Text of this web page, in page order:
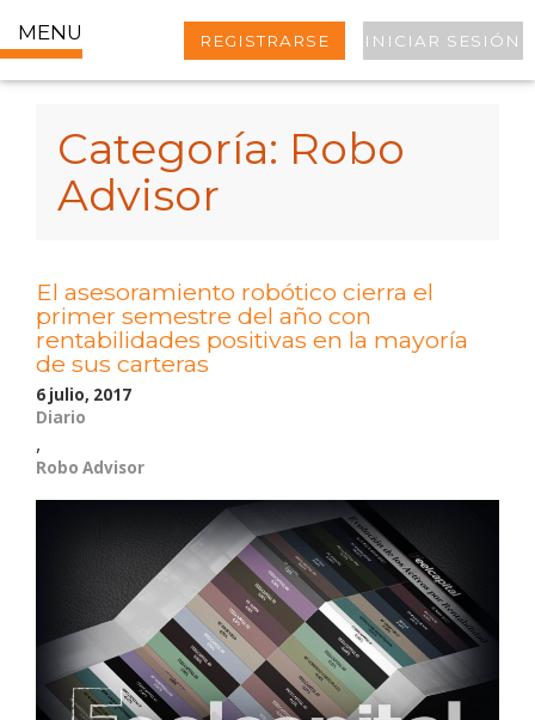
MENU REGISTRARSE INICIAR SESIÓN
Categoría: Robo
Advisor
El asesoramiento robótico cierra el
primer semestre del año con
rentabilidades positivas en la mayoría
de sus carteras
6 julio, 2017
Diario
,
Robo Advisor